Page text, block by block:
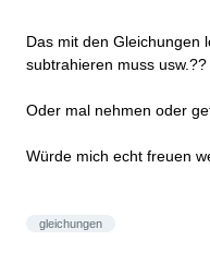
Das mit den Gleichungen
subtrahieren muss usw.??
Oder mal nehmen oder
Würde mich echt freuen
gleichungen